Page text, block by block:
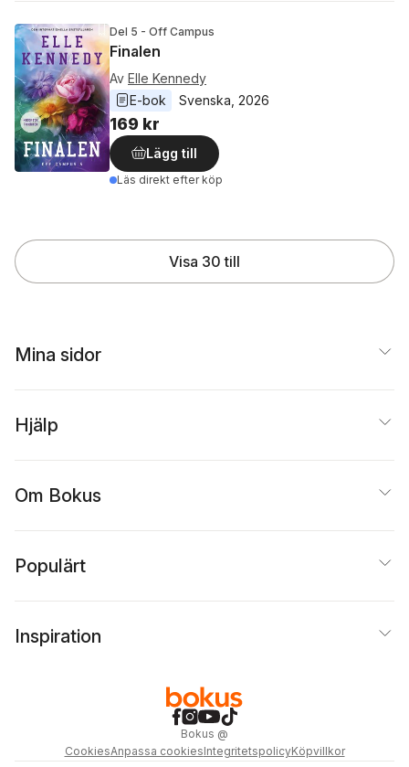
Del 5 - Off Campus
Finalen
Av Elle Kennedy
E-bok
Svenska 2026
169 kr
Lägg till
Läs direkt efter köp
Visa 30 till
Mina sidor
Hjälp
Om Bokus
Populärt
Inspiration
Bokus @
CookiesAnpassa cookiesIntegritetspolicyKöpvillkor